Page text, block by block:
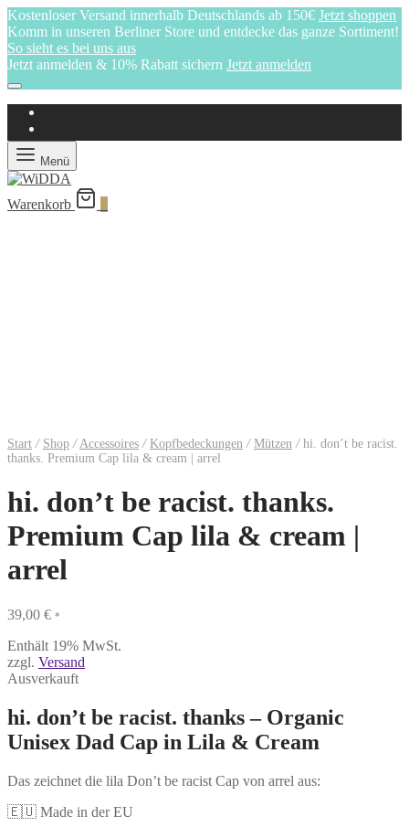
Kostenloser Versand innerhalb Deutschlands ab 150€ Jetzt shoppen
Komm in unseren Berliner Store und entdecke das ganze Sortiment!
So sieht es bei uns aus
Jetzt anmelden & 10% Rabatt sichern Jetzt anmelden
Menü
Warenkorb
Start / Shop / Accessoires / Kopfbedeckungen / Mützen /hi. don’t be racist.
thanks. Premium Cap lila & cream | arrel
hi. don’t be racist. thanks.
Premium Cap lila & cream |
arrel
39,00 € *
Enthält 19% MwSt.
zzgl. Versand
Ausverkauft
hi. don’t be racist. thanks – Organic
Unisex Dad Cap in Lila & Cream
Das zeichnet die lila Don’t be racist Cap von arrel aus:
🇪🇺 Made in der EU